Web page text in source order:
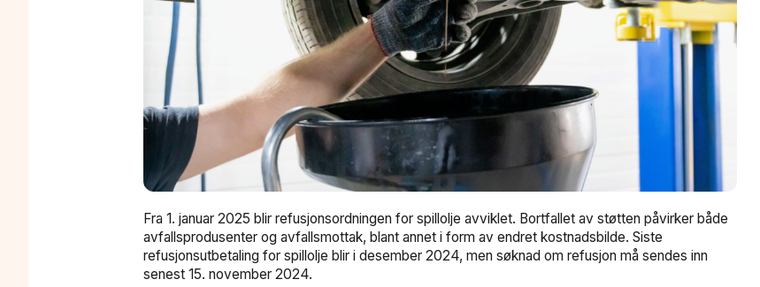
Fra 1. januar 2025 blir refusjonsordningen for spillolje avviklet. Bortfallet av støtten påvirker både
avfallsprodusenter og avfallsmottak, blant annet i form av endret kostnadsbilde. Siste
refusjonsutbetaling for spillolje blir i desember 2024, men søknad om refusjon må sendes inn
senest 15. november 2024.